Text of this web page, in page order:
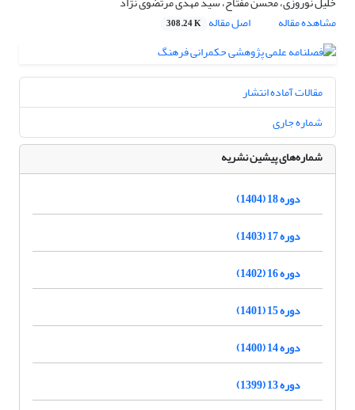
مشاهده مقاله
اصل مقاله 308.24 K
مقالات آماده انتشار
شماره جاری
شماره‌های پیشین نشریه
دوره 18 (1404)
دوره 17 (1403)
دوره 16 (1402)
دوره 15 (1401)
دوره 14 (1400)
دوره 13 (1399)